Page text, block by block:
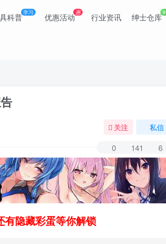
科普学习 优惠活动惠 行业资讯 绅士仓库
关注 私信
0 141 6
隐藏彩蛋等你解锁